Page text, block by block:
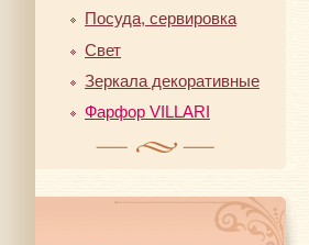
Посуда, сервировка
Свет
Зеркала декоративные
Фарфор VILLARI